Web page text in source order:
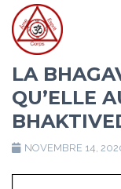
LA
QU’ELLE
NOVEMBRE 14,